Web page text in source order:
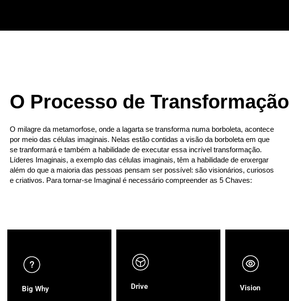
O Processo de Transformação
O milagre da metamorfose, onde a lagarta se transforma numa borboleta, acontece
por meio das células imaginais. Nelas estão contidas a visão da borboleta em que
se tranformará e também a habilidade de executar essa incrível transformação.
Líderes Imaginais, a exemplo das células imaginais, têm a habilidade de enxergar
além do que a maioria das pessoas pensam ser possível: são visionários, curiosos
e criativos. Para tornar-se Imaginal é necessário compreender as 5 Chaves:
Big Why Drive Vision